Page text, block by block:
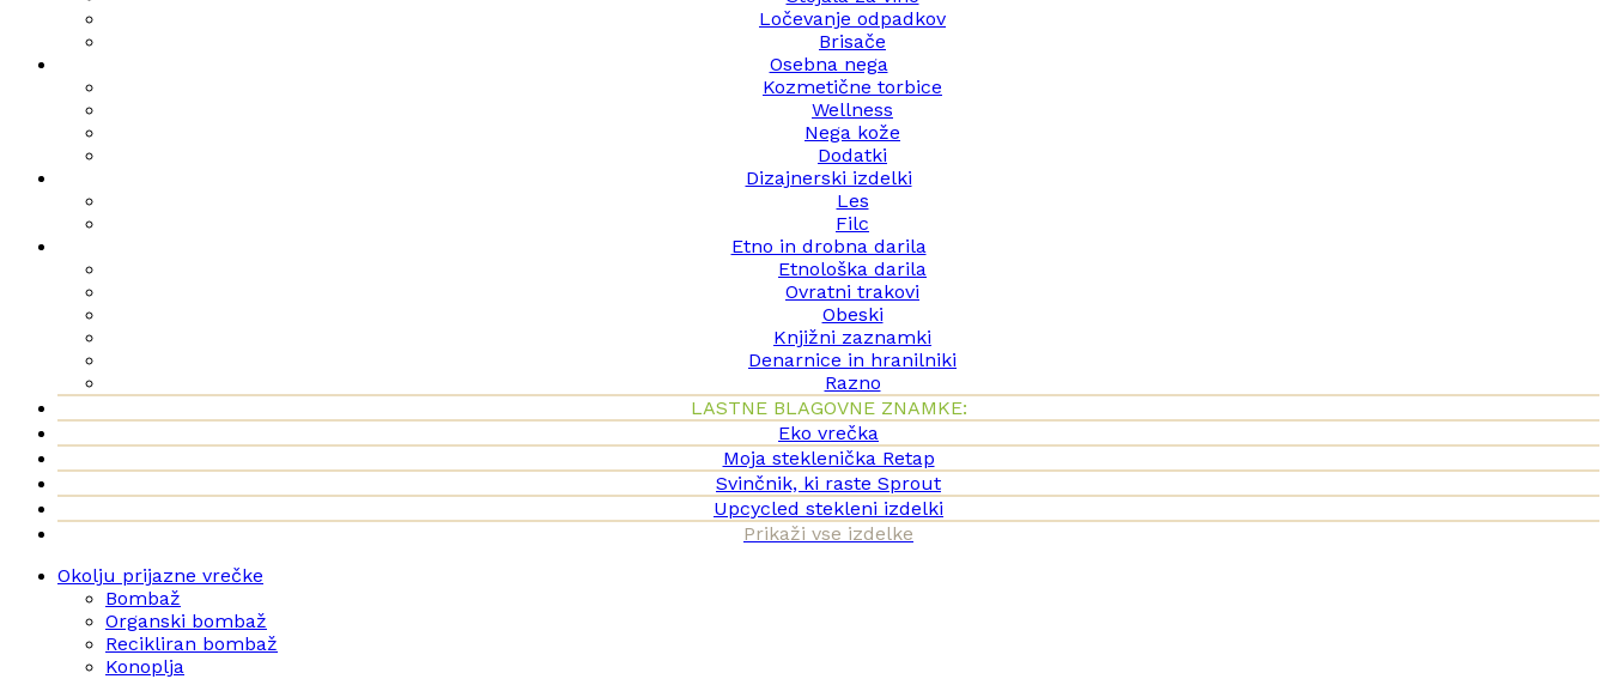
Ločevanje odpadkov
Brisače
Osebna nega
Kozmetične torbice
Wellness
Nega kože
Dodatki
Dizajnerski izdelki
Les
Filc
Etno in drobna darila
Etnološka darila
Ovratni trakovi
Obeski
Knjižni zaznamki
Denarnice in hranilniki
Razno
LASTNE BLAGOVNE ZNAMKE:
Eko vrečka
Moja steklenička Retap
Svinčnik, ki raste Sprout
Upcycled stekleni izdelki
Prikaži vse izdelke
Okolju prijazne vrečke
Bombaž
Organski bombaž
Recikliran bombaž
Konoplja